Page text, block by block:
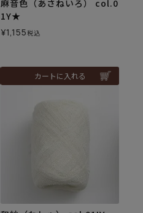
麻音色（あさねいろ） col.0
1Y★
¥1,155税込
カートに入れる